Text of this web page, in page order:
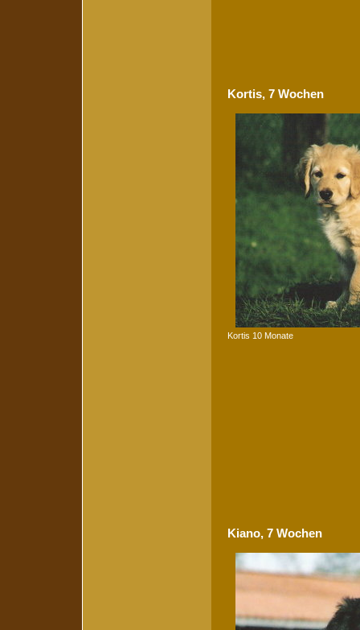
Kortis, 7 Wochen
Kortis 10 Monate
Kiano, 7 Wochen